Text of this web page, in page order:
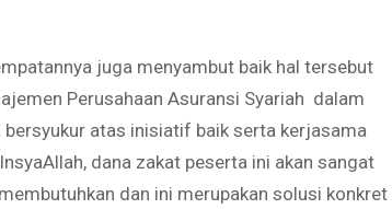
juga menyambut baik hal tersebut
Perusahaan Asuransi Syariah dalam
atas inisiatif baik serta kerjasama
dana zakat peserta ini akan sangat
dan ini merupakan solusi konkret